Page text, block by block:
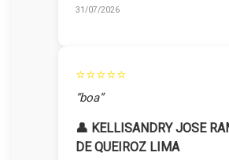
31/07/2026
⭐⭐⭐⭐⭐
“boa”
👤 KELLISANDRY JOSE
DE QUEIROZ LIMA